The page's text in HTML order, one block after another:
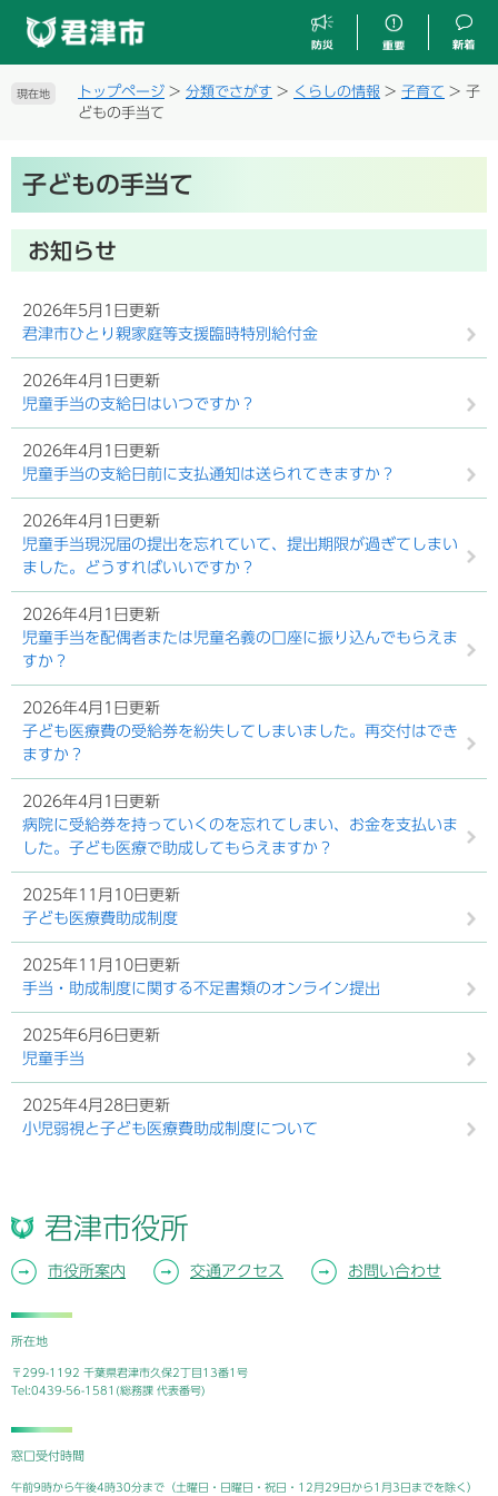
へ
現在地 トップページ > 分類でさがす > くらしの情報 > 子育て > 子
どもの手当て
文子どもの手当て
お知らせ
2026年5月1日更新
君津市ひとり親家庭等支援臨時特別給付金
2026年4月1日更新
児童手当の支給日はいつですか？
2026年4月1日更新
児童手当の支給日前に支払通知は送られてきますか？
2026年4月1日更新
児童手当現況届の提出を忘れていて、提出期限が過ぎてしまい
ました。どうすればいいですか？
2026年4月1日更新
児童手当を配偶者または児童名義の口座に振り込んでもらえま
すか？
2026年4月1日更新
子ども医療費の受給券を紛失してしまいました。再交付はでき
ますか？
2026年4月1日更新
病院に受給券を持っていくのを忘れてしまい、お金を支払いま
した。子ども医療で助成してもらえますか？
2025年11月10日更新
子ども医療費助成制度
2025年11月10日更新
手当・助成制度に関する不足書類のオンライン提出
2025年6月6日更新
児童手当
2025年4月28日更新
小児弱視と子ども医療費助成制度について
君津市役所
市役所案内 交通アクセス お問い合わせ
所在地
〒299-1192 千葉県君津市久保2丁目13番1号
Tel:0439-56-1581(総務課 代表番号)
窓口受付時間
午前9時から午後4時30分まで（土曜日・日曜日・祝日・12月29日から1月3日までを除く）